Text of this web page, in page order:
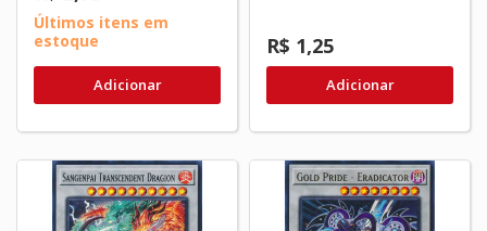
Últimos itens em
estoque
Adicionar
R$ 1,25
Adicionar